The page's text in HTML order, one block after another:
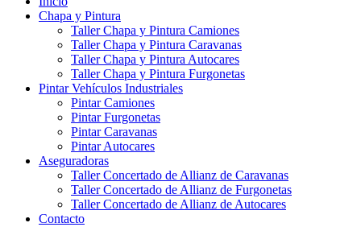
Chapa y Pintura
Taller Chapa y Pintura Camiones
Taller Chapa y Pintura Caravanas
Taller Chapa y Pintura Autocares
Taller Chapa y Pintura Furgonetas
Pintar Vehículos Industriales
Pintar Camiones
Pintar Furgonetas
Pintar Caravanas
Pintar Autocares
Aseguradoras
Taller Concertado de Allianz de Caravanas
Taller Concertado de Allianz de Furgonetas
Taller Concertado de Allianz de Autocares
Contacto